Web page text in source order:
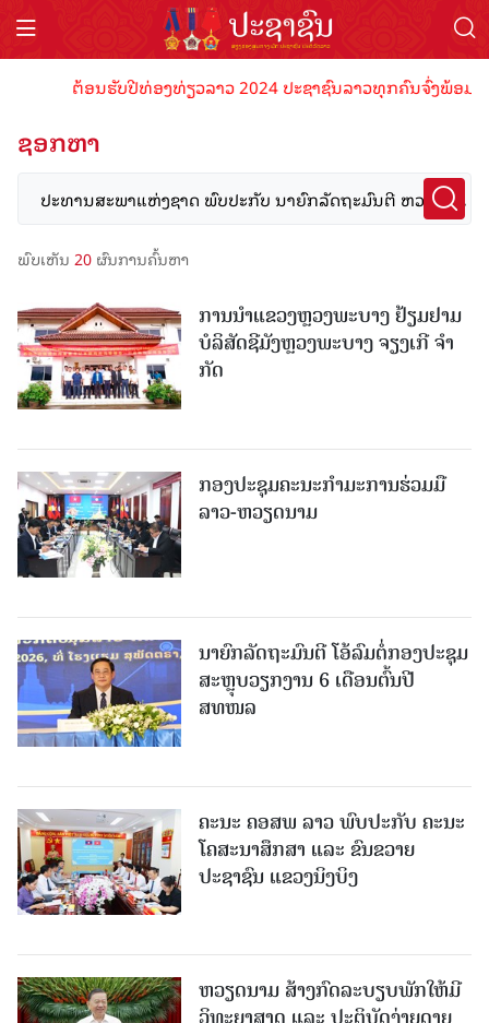
ຕ້ອນຮັບປີທ່ອງທ່ຽວລາວ 2024 ປະຊາຊົນລາວທຸກຄົນຈົ່ງພ້ອມເ
ຊອກຫາ
ພົບເຫັນ 20 ຜົນການຄົ້ນຫາ
ການນຳແຂວງຫຼວງພະບາງ ຢ້ຽມ​ຢາມ
ບໍ​ລິ​ສັດຊີມັງຫຼວງພະບາງ ຈຽງເກີ ຈໍາ
ກັດ
ກອງປະຊຸມຄະນະກຳມະການຮ່ວມມື
ລາວ-ຫວຽດນາມ
ນາຍົກລັດຖະມົນຕີ ໂອ້ລົມຕໍ່ກອງປະຊຸມ
ສະຫຼຸບວຽກງານ 6 ເດືອນຕົ້ນປີ
ສທໜລ
ຄະນະ ຄອສພ ລາວ ພົບປະກັບ ຄະນະ
ໂຄສະນາສຶກສາ ແລະ ຂົນຂວາຍ
ປະຊາຊົນ ແຂວງນິງບິງ
ຫວຽດນາມ ສ້າງກົດລະບຽບພັກໃຫ້ມີ